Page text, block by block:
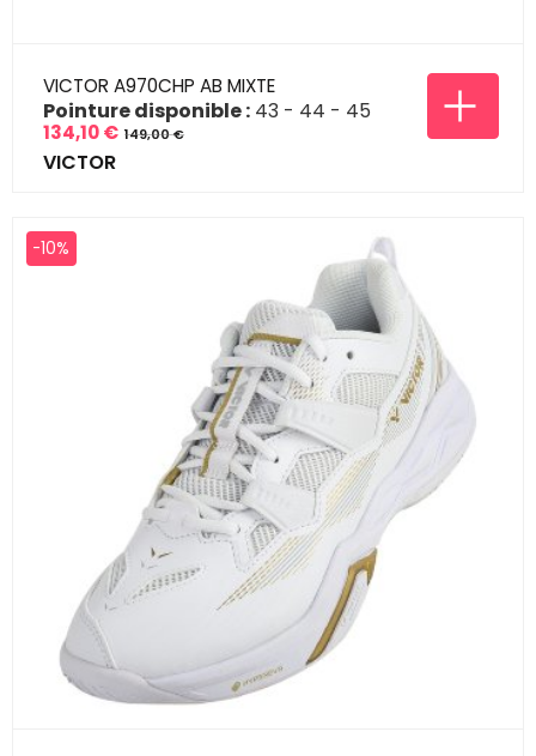
VICTOR A970CHP AB MIXTE
Prix
134,10 €
Prix
de
149,00 €
Pointure disponible : 43 44
45
VICTOR
-10%